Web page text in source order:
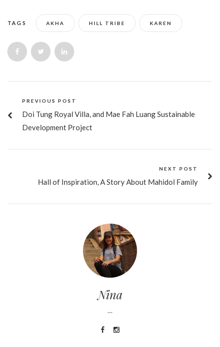
TAGS AKHA HILL TRIBE KAREN
PREVIOUS POST
Doi Tung Royal Villa, and Mae Fah Luang Sustainable
Development Project
NEXT POST
Hall of Inspiration, A Story About Mahidol Family
Nina
--